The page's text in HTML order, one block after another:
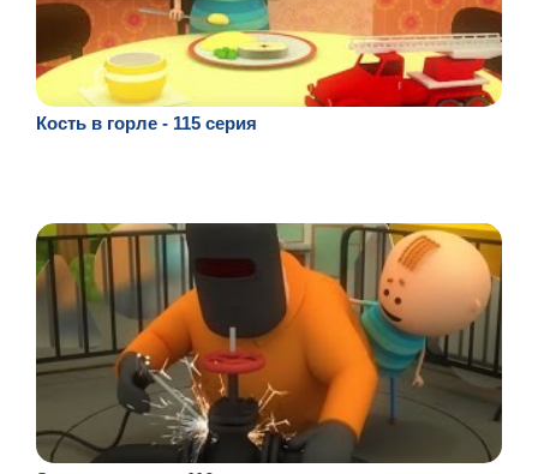
Кость в горле - 115 серия